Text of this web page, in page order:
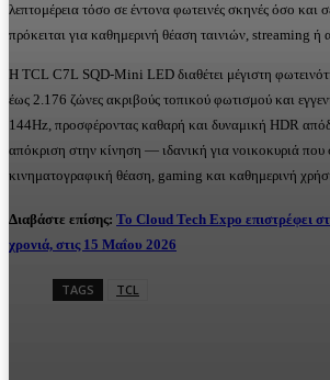
λεπτομέρεια τόσο σε έντονα φωτεινές σκηνές όσο και
πρόκειται για καθημερινή θέαση ταινιών, streaming ή
Η TCL C7L SQD-Mini LED διαθέτει μέγιστη
έως 2.176 ζώνες ακριβούς τοπικού φωτισμού και
144Hz, προσφέροντας καθαρή και δυναμική HDR
απόκριση στην κίνηση — ιδανική για νοικοκυριά που
κινηματογραφική θέαση, gaming και καθημερινή
Διαβάστε επίσης: Το Cloud Tech Expo επιστρέφει
χρονιά, στις 15 Μαΐου 2026
TAGS TCL